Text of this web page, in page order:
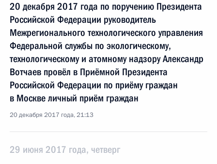
20 декабря 2017 года по поручению Президента
Российской Федерации руководитель
Межрегионального технологического управления
Федеральной службы по экологическому,
технологическому и атомному надзору Александр
Вотчаев провёл в Приёмной Президента
Российской Федерации по приёму граждан
в Москве личный приём граждан
20 декабря 2017 года, 21:13
29 июня 2017 года, четверг